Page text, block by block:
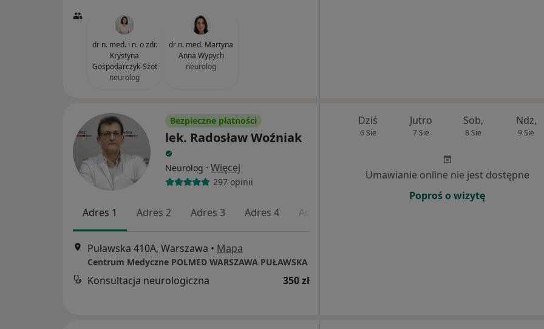
dr n. med. i n. o zdr.
Krystyna
Gospodarczyk-Szot
neurolog
dr n. med. Martyna
Anna Wypych
neurolog
Bezpieczne płatności
lek. Radosław Woźniak
Neurolog · Więcej
297 opinii
Adres 1 Adres 2 Adres 3 Adres 4 Adres 5
Puławska 410A, Warszawa • Mapa
Centrum Medyczne POLMED WARSZAWA PUŁAWSKA
Konsultacja neurologiczna 350 zł
Dziś
6 Sie
Jutro
7 Sie
Sob,
8 Sie
Ndz,
9 Sie
Umawianie online nie jest dostępne
Poproś o wizytę